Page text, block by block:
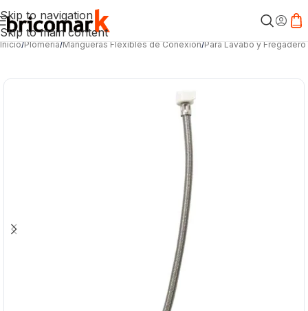
Skip to navigation
Skip to main content
Inicio/Plomería/Mangueras Flexibles de Conexión/Para Lavabo y Fregadero